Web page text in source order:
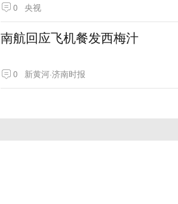
0 央视
南航回应飞机餐发西梅汁
0 新黄河·济南时报